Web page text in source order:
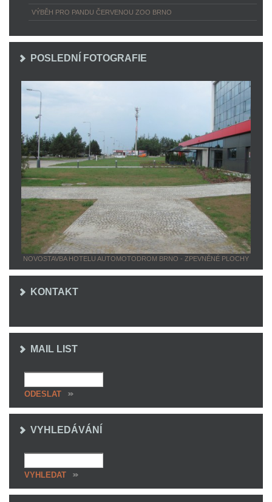
VÝBĚH PRO PANDU ČERVENOU ZOO BRNO
POSLEDNÍ FOTOGRAFIE
NOVOSTAVBA HOTELU AUTOMOTODROM BRNO - ZPEVNĚNÉ PLOCHY
KONTAKT
MAIL LIST
VYHLEDÁVÁNÍ